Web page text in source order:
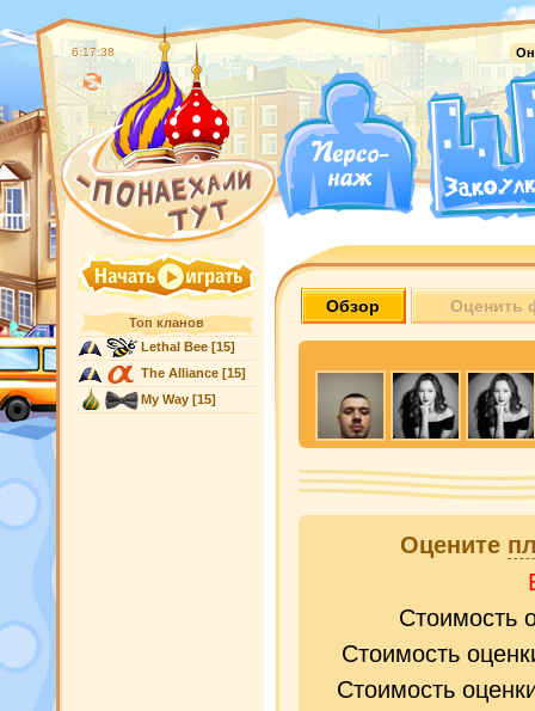
6:17:39
Топ кланов
Lethal Bee[15]
The Alliance[15]
My Way[15]
Обзор Оценить
Оцените
Стоимость
Стоимость
Стоимость